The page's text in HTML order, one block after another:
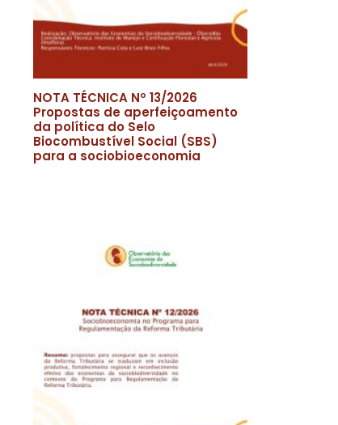
NOTA TÉCNICA Nº 13/2026
Propostas de aperfeiçoamento
da política do Selo
Biocombustível Social (SBS)
para a sociobioeconomia